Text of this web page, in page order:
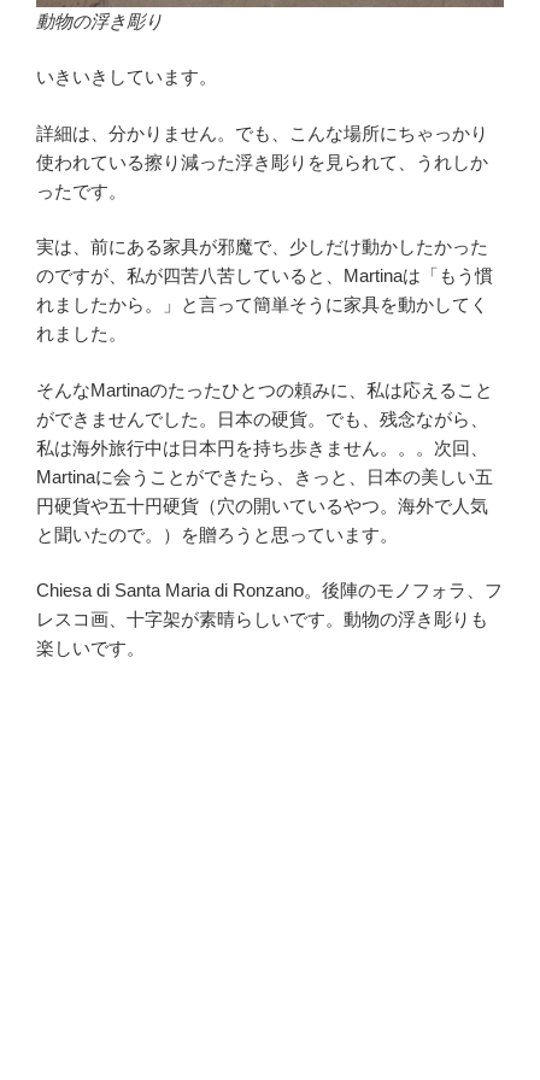
動物の浮き彫り
いきいきしています。
詳細は、分かりません。でも、こんな場所にちゃっかり
使われている擦り減った浮き彫りを見られて、うれしか
ったです。
実は、前にある家具が邪魔で、少しだけ動かしたかった
のですが、私が四苦八苦していると、Martinaは「もう慣
れましたから。」と言って簡単そうに家具を動かしてく
れました。
そんなMartinaのたったひとつの頼みに、私は応えること
ができませんでした。日本の硬貨。でも、残念ながら、
私は海外旅行中は日本円を持ち歩きません。。。次回、
Martinaに会うことができたら、きっと、日本の美しい五
円硬貨や五十円硬貨（穴の開いているやつ。海外で人気
と聞いたので。）を贈ろうと思っています。
Chiesa di Santa Maria di Ronzano。後陣のモノフォラ、フ
レスコ画、十字架が素晴らしいです。動物の浮き彫りも
楽しいです。